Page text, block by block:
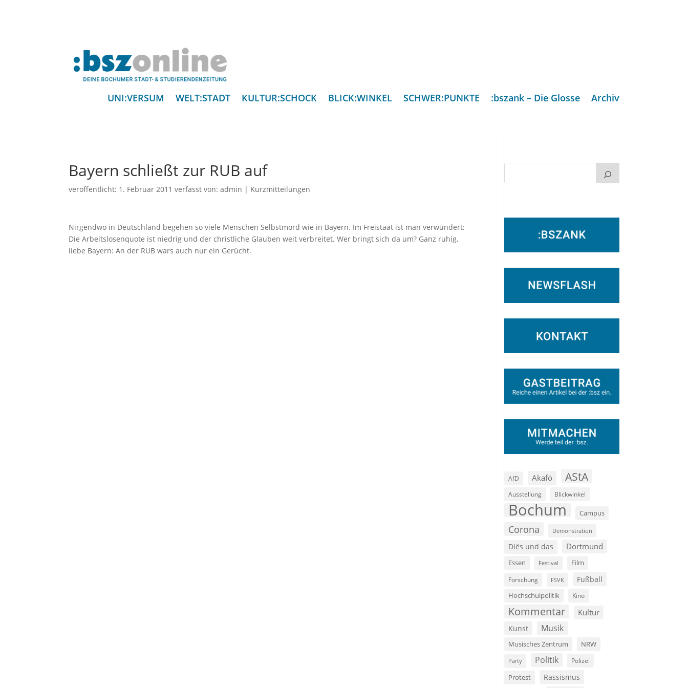
UNI:VERSUM WELT:STADT KULTUR:SCHOCK BLICK:WINKEL SCHWER:PUNKTE :bszank – Die Glosse Archiv
Bayern schließt zur RUB auf
veröffentlicht: 1. Februar 2011 verfasst von:admin | Kurzmitteilungen
Nirgendwo in Deutschland begehen so viele Menschen Selbstmord wie in Bayern. Im Freistaat ist man verwundert:
Die Arbeitslosenquote ist niedrig und der christliche Glauben weit verbreitet. Wer bringt sich da um? Ganz ruhig,
liebe Bayern: An der RUB wars auch nur ein Gerücht.
AfD Akafö AStA
Ausstellung Blickwinkel
Bochum Campus
Corona Demonstration
Diës und das Dortmund
Essen Festival Film
Forschung FSVK Fußball
Hochschulpolitik Kino
Kommentar Kultur
Kunst Musik
Musisches Zentrum NRW
Party Politik Polizei
Protest Rassismus